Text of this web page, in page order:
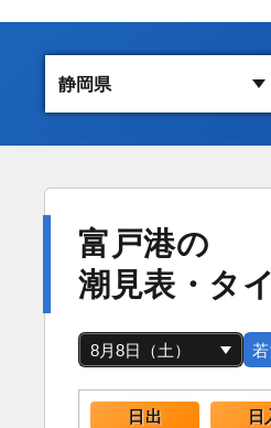
富戸港の
潮見表・タ
日出 日